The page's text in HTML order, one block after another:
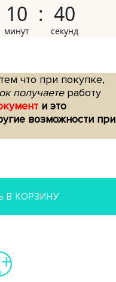
10 39
что при покупке,
получаетеработу
и это
возможности при
В КОРЗИНУ